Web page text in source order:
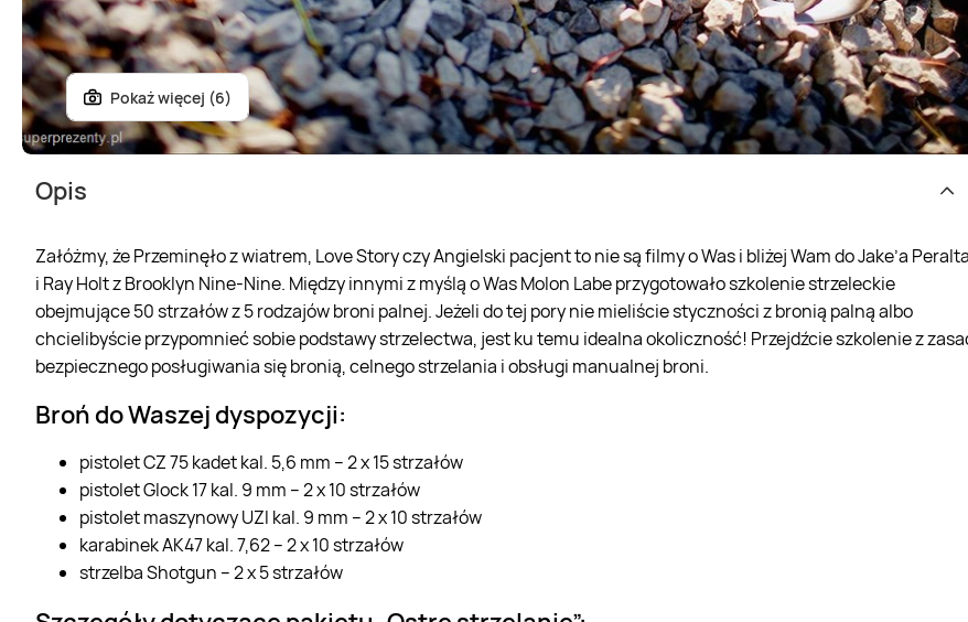
Pokaż więcej (6)
Opis
Załóżmy, że Przeminęło z wiatrem, Love Story czy Angielski pacjent to nie są filmy o Was i bliżej Wam do Jake’a Peralta
i Ray Holt z Brooklyn Nine-Nine. Między innymi z myślą o Was Molon Labe przygotowało szkolenie strzeleckie
obejmujące 50 strzałów z 5 rodzajów broni palnej. Jeżeli do tej pory nie mieliście styczności z bronią palną albo
chcielibyście przypomnieć sobie podstawy strzelectwa, jest ku temu idealna okoliczność! Przejdźcie szkolenie z
bezpiecznego posługiwania się bronią, celnego strzelania i obsługi manualnej broni.
Broń do Waszej dyspozycji:
pistolet CZ 75 kadet kal. 5,6 mm – 2 x 15 strzałów
pistolet Glock 17 kal. 9 mm – 2 x 10 strzałów
pistolet maszynowy UZI kal. 9 mm – 2 x 10 strzałów
karabinek AK47 kal. 7,62 – 2 x 10 strzałów
strzelba Shotgun – 2 x 5 strzałów